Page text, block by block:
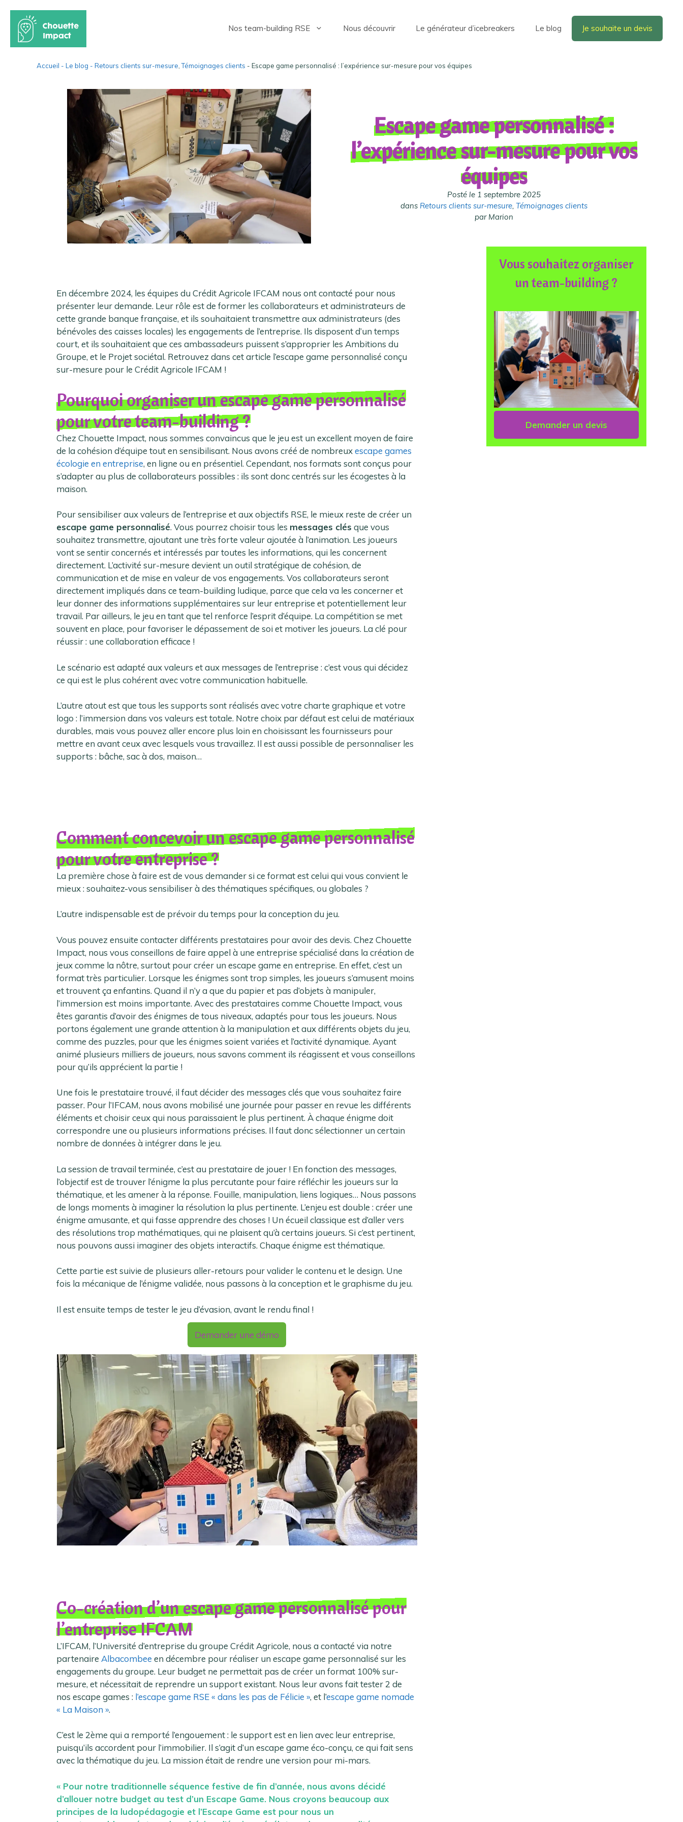
Nos team-building RSE Nous découvrir Le générateur d’icebreakers Le blog Je souhaite un devis
Accueil - Le blog - Retours clients sur-mesure ,Témoignages clients - Escape game personnalisé : l’expérience sur-mesure pour vos équipes
Escape game personnalisé :
l’expérience sur-mesure pour vos
équipes
Posté le 1 septembre 2025
dans Retours clients sur-mesure, Témoignages clients
par Marion
En décembre 2024, les équipes du Crédit Agricole IFCAM nous ont contacté pour nous
présenter leur demande. Leur rôle est de former les collaborateurs et administrateurs de
cette grande banque française, et ils souhaitaient transmettre aux administrateurs (des
bénévoles des caisses locales) les engagements de l’entreprise. Ils disposent d’un temps
court, et ils souhaitaient que ces ambassadeurs puissent s’approprier les Ambitions du
Groupe, et le Projet sociétal. Retrouvez dans cet article l’escape game personnalisé conçu
sur-mesure pour le Crédit Agricole IFCAM !
Pourquoi organiser un escape game personnalisé
pour votre team-building ?
Chez Chouette Impact, nous sommes convaincus que le jeu est un excellent moyen de faire
de la cohésion d’équipe tout en sensibilisant. Nous avons créé de nombreuxescape games
écologie en entreprise, en ligne ou en présentiel. Cependant, nos formats sont conçus pour
s’adapter au plus de collaborateurs possibles : ils sont donc centrés sur les écogestes à la
maison.
Pour sensibiliser aux valeurs de l’entreprise et aux objectifs RSE, le mieux reste de créer un
escape game personnalisé. Vous pourrez choisir tous les messages clés que vous
souhaitez transmettre, ajoutant une très forte valeur ajoutée à l’animation. Les joueurs
vont se sentir concernés et intéressés par toutes les informations, qui les concernent
directement. L’activité sur-mesure devient un outil stratégique de cohésion, de
communication et de mise en valeur de vos engagements. Vos collaborateurs seront
directement impliqués dans ce team-building ludique, parce que cela va les concerner et
leur donner des informations supplémentaires sur leur entreprise et potentiellement leur
travail. Par ailleurs, le jeu en tant que tel renforce l’esprit d’équipe. La compétition se met
souvent en place, pour favoriser le dépassement de soi et motiver les joueurs. La clé pour
réussir : une collaboration efficace !
Le scénario est adapté aux valeurs et aux messages de l’entreprise : c’est vous qui décidez
ce qui est le plus cohérent avec votre communication habituelle.
L’autre atout est que tous les supports sont réalisés avec votre charte graphique et votre
logo : l’immersion dans vos valeurs est totale. Notre choix par défaut est celui de matériaux
durables, mais vous pouvez aller encore plus loin en choisissant les fournisseurs pour
mettre en avant ceux avec lesquels vous travaillez. Il est aussi possible de personnaliser les
supports : bâche, sac à dos, maison…
Comment concevoir un escape game personnalisé
pour votre entreprise ?
La première chose à faire est de vous demander si ce format est celui qui vous convient le
mieux : souhaitez-vous sensibiliser à des thématiques spécifiques, ou globales ?
L’autre indispensable est de prévoir du temps pour la conception du jeu.
Vous pouvez ensuite contacter différents prestataires pour avoir des devis. Chez Chouette
Impact, nous vous conseillons de faire appel à une entreprise spécialisé dans la création de
jeux comme la nôtre, surtout pour créer un escape game en entreprise. En effet, c’est un
format très particulier. Lorsque les énigmes sont trop simples, les joueurs s’amusent moins
et trouvent ça enfantins. Quand il n’y a que du papier et pas d’objets à manipuler,
l’immersion est moins importante. Avec des prestataires comme Chouette Impact, vous
êtes garantis d’avoir des énigmes de tous niveaux, adaptés pour tous les joueurs. Nous
portons également une grande attention à la manipulation et aux différents objets du jeu,
comme des puzzles, pour que les énigmes soient variées et l’activité dynamique. Ayant
animé plusieurs milliers de joueurs, nous savons comment ils réagissent et vous conseillons
pour qu’ils apprécient la partie !
Une fois le prestataire trouvé, il faut décider des messages clés que vous souhaitez faire
passer. Pour l’IFCAM, nous avons mobilisé une journée pour passer en revue les différents
éléments et choisir ceux qui nous paraissaient le plus pertinent. À chaque énigme doit
correspondre une ou plusieurs informations précises. Il faut donc sélectionner un certain
nombre de données à intégrer dans le jeu.
La session de travail terminée, c’est au prestataire de jouer ! En fonction des messages,
l’objectif est de trouver l’énigme la plus percutante pour faire réfléchir les joueurs sur la
thématique, et les amener à la réponse. Fouille, manipulation, liens logiques… Nous passons
de longs moments à imaginer la résolution la plus pertinente. L’enjeu est double : créer une
énigme amusante, et qui fasse apprendre des choses ! Un écueil classique est d’aller vers
des résolutions trop mathématiques, qui ne plaisent qu’à certains joueurs. Si c’est pertinent,
nous pouvons aussi imaginer des objets interactifs. Chaque énigme est thématique.
Cette partie est suivie de plusieurs aller-retours pour valider le contenu et le design. Une
fois la mécanique de l’énigme validée, nous passons à la conception et le graphisme du jeu.
Il est ensuite temps de tester le jeu d’évasion, avant le rendu final !
Demander une démo
Co-création d’un escape game personnalisé pour
l’entreprise IFCAM
L’IFCAM, l’Université d’entreprise du groupe Crédit Agricole, nous a contacté via notre
partenaire Albacombee en décembre pour réaliser un escape game personnalisé sur les
engagements du groupe. Leur budget ne permettait pas de créer un format 100% sur-
mesure, et nécessitait de reprendre un support existant. Nous leur avons fait tester 2 de
nos escape games : l’escape game RSE « dans les pas de Félicie », et l’escape game nomade
« La Maison ».
C’est le 2ème qui a remporté l’engouement : le support est en lien avec leur entreprise,
puisqu’ils accordent pour l’immobilier. Il s’agit d’un escape game éco-conçu, ce qui fait sens
avec la thématique du jeu. La mission était de rendre une version pour mi-mars.
« Pour notre traditionnelle séquence festive de fin d’année, nous avons décidé
d’allouer notre budget au test d’un Escape Game. Nous croyons beaucoup aux
principes de la ludopédagogie et l’Escape Game est pour nous un
Vous souhaitez organiser
un team-building ?
Demander un devis